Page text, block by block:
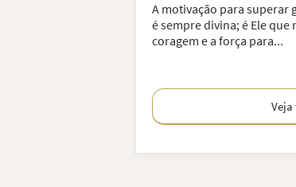
A motivação para superar
é sempre divina; é Ele que
coragem e a força para...